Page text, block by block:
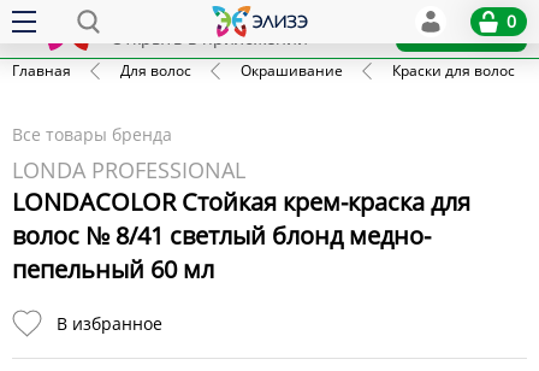
x
Открыть в приложении
Установить
0
Главная Для волос Окрашивание Краски для волос
Все товары бренда
LONDA PROFESSIONAL
LONDACOLOR Стойкая крем-краска для
волос № 8/41 светлый блонд медно-
пепельный 60 мл
В избранное